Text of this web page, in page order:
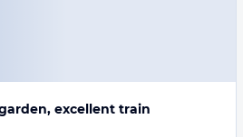
excellent train